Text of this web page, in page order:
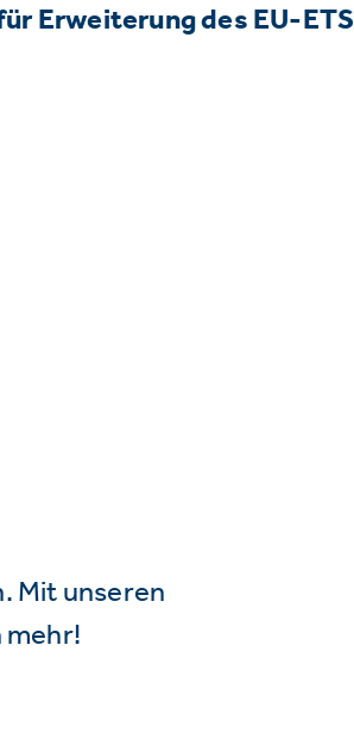
Erweiterung des EU-ETS
Mit unseren
mehr!